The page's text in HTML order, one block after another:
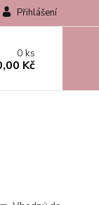
Přihlášení
0ks
Kč